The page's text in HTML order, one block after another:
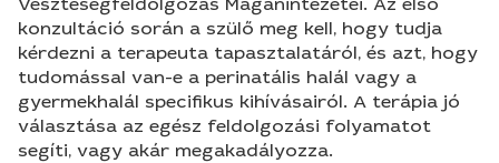
konzultáció során a szülő meg kell, hogy tudja
kérdezni a terapeuta tapasztalatáról, és azt, hogy
tudomással van-e a perinatális halál vagy a
gyermekhalál specifikus kihívásairól. A terápia jó
választása az egész feldolgozási folyamatot
segíti, vagy akár megakadályozza.